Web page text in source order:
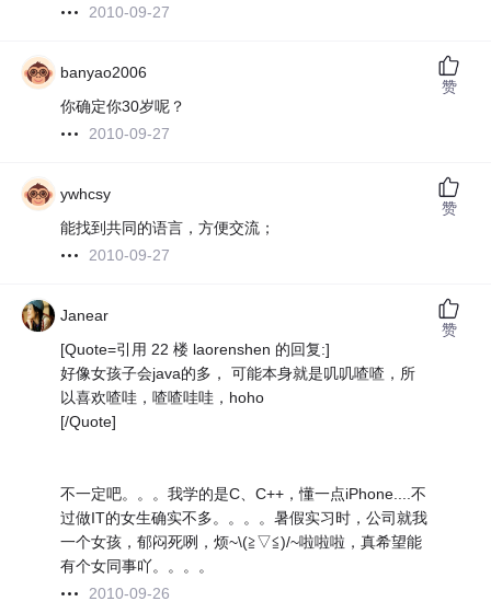
2010-09-27
banyao2006
你确定你30岁呢？
2010-09-27
赞
ywhcsy
能找到共同的语言，方便交流；
2010-09-27
赞
Janear
[Quote=引用 22 楼 laorenshen 的回复:]
好像女孩子会java的多， 可能本身就是叽叽喳喳，所
以喜欢喳哇，喳喳哇哇，hoho
[/Quote]
不一定吧。。。我学的是C、C++，懂一点iPhone....不
过做IT的女生确实不多。。。。暑假实习时，公司就我
一个女孩，郁闷死咧，烦~\(≧▽≦)/~啦啦啦，真希望能
有个女同事吖。。。。
2010-09-26
赞